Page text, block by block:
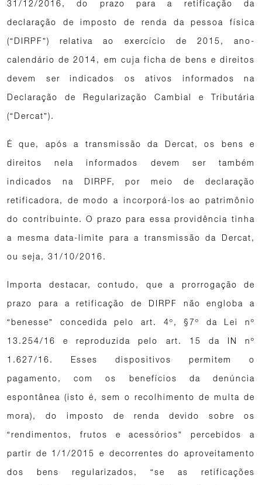
31/12/2016, do prazo para a retificação da
declaração de imposto de renda da pessoa física
(“DIRPF”) relativa ao exercício de 2015, ano-
calendário de 2014, em cuja ficha de bens e direitos
devem ser indicados os ativos informados na
Declaração de Regularização Cambial e Tributária
(“Dercat”).
É que, após a transmissão da Dercat, os bens e
direitos nela informados devem ser também
indicados na DIRPF, por meio de declaração
retificadora, de modo a incorporá-los ao patrimônio
do contribuinte. O prazo para essa providência tinha
a mesma data-limite para a transmissão da Dercat,
ou seja, 31/10/2016.
Importa destacar, contudo, que a prorrogação de
prazo para a retificação de DIRPF não engloba a
“benesse” concedida pelo art. 4º, §7º da Lei nº
13.254/16 e reproduzida pelo art. 15 da IN nº
1.627/16. Esses dispositivos permitem o
pagamento, com os benefícios da denúncia
espontânea (isto é, sem o recolhimento de multa de
mora), do imposto de renda devido sobre os
“rendimentos, frutos e acessórios” percebidos a
partir de 1/1/2015 e decorrentes do aproveitamento
dos bens regularizados, “se as retificações